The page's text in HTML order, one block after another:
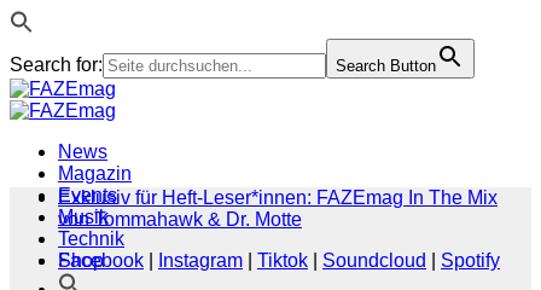
Search for: Search Button
Zum
Inhalt
News
Magazin
Events
Musik
Technik
Shop
Exklusiv für Heft-Leser*innen: FAZEmag In The Mix
von Tommahawk & Dr. Motte
Facebook
Instagram Tiktok Soundcloud
Spotify